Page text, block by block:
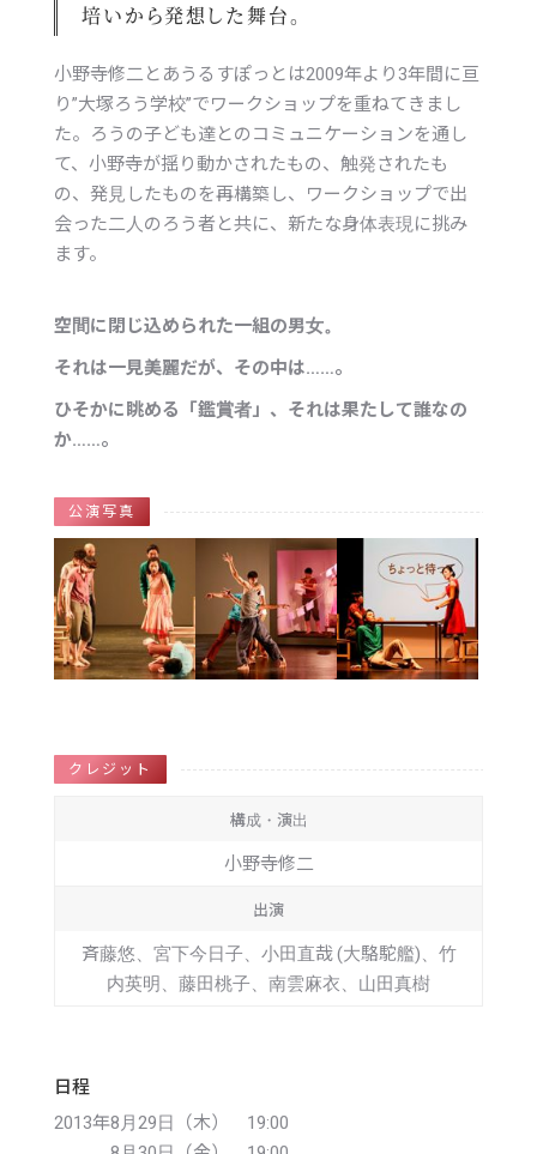
培いから発想した舞台。
小野寺修二とあうるすぽっとは2009年より3年間に亘
り”大塚ろう学校”でワークショップを重ねてきまし
た。ろうの子ども達とのコミュニケーションを通し
て、小野寺が揺り動かされたもの、触発されたも
の、発見したものを再構築し、ワークショップで出
会った二人のろう者と共に、新たな身体表現に挑み
ます。
空間に閉じ込められた一組の男女。
それは一見美麗だが、その中は……。
ひそかに眺める「鑑賞者」、それは果たして誰なの
か……。
公演写真
クレジット
構成・演出
小野寺修二
出演
斉藤悠、宮下今日子、小田直哉 (大駱駝艦)、竹
内英明、藤田桃子、南雲麻衣、山田真樹
日程
2013年8月29日（木） 19:00